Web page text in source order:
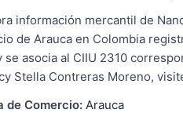
información mercantil de
de Arauca en Colombia
se asocia al CIIU 2310
Stella Contreras Moreno,
de Comercio: Arauca